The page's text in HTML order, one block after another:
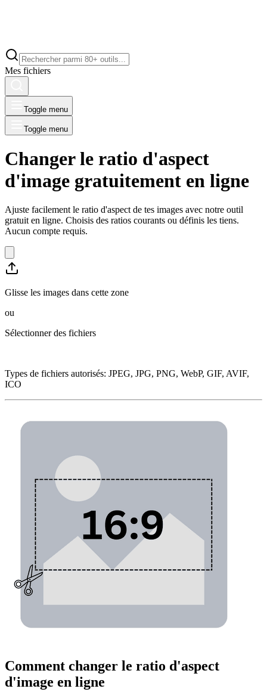
Mes fichiers
Toggle menu
Toggle menu
Changer le ratio d'aspect
d'image gratuitement en ligne
Ajuste facilement le ratio d'aspect de tes images avec notre outil
gratuit en ligne. Choisis des ratios courants ou définis les tiens.
Aucun compte requis.
Glisse les images dans cette zone
ou
Sélectionner des fichiers
Types de fichiers autorisés: JPEG, JPG, PNG, WebP, GIF, AVIF,
ICO
Comment changer le ratio d'aspect
d'image en ligne